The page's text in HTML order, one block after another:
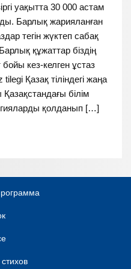
уақытта 30 000 астам
Барлық жарияланған
тегін жүктеп сабақ
құжаттар біздің
кез-келген ұстаз
Қазақ тіліндегі жаңа
Қазақстандағы білім
қолданып […]